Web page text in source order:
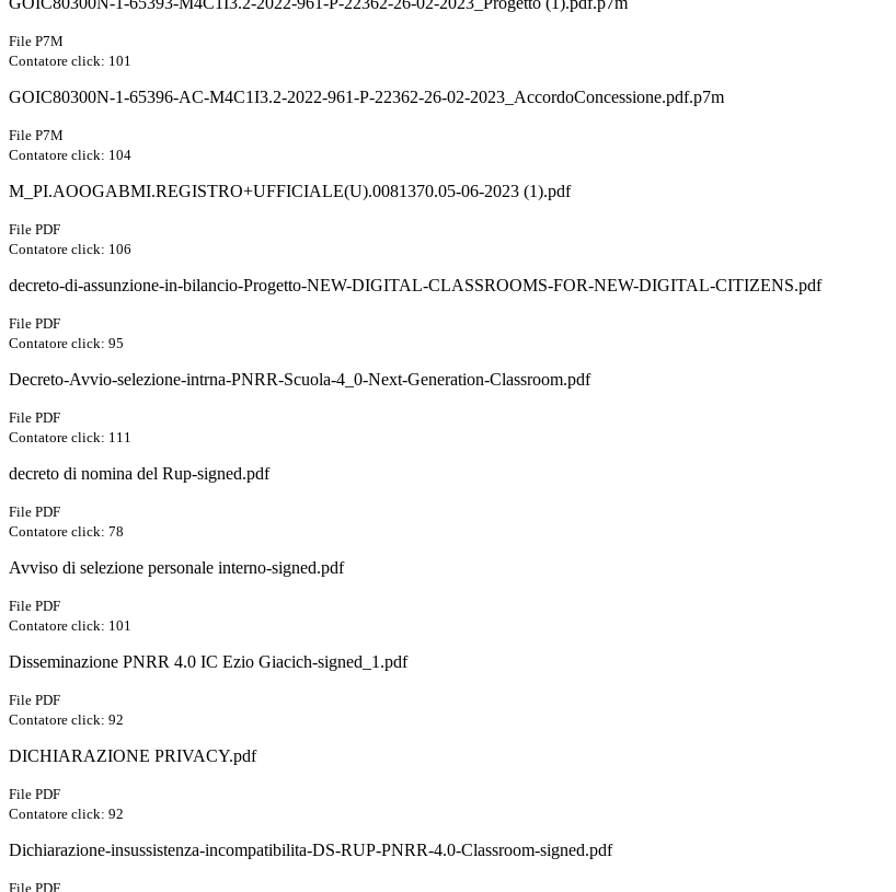
File P7M
Contatore click: 101
GOIC80300N-1-65396-AC-M4C1I3.2-2022-961-P-22362-26-02-2023_AccordoConcessione.pdf.p7m
File P7M
Contatore click: 104
M_PI.AOOGABMI.REGISTRO+UFFICIALE(U).0081370.05-06-2023 (1).pdf
File PDF
Contatore click: 106
decreto-di-assunzione-in-bilancio-Progetto-NEW-DIGITAL-CLASSROOMS-FOR-NEW-DIGITAL-CITIZENS.pdf
File PDF
Contatore click: 95
Decreto-Avvio-selezione-intrna-PNRR-Scuola-4_0-Next-Generation-Classroom.pdf
File PDF
Contatore click: 111
decreto di nomina del Rup-signed.pdf
File PDF
Contatore click: 78
Avviso di selezione personale interno-signed.pdf
File PDF
Contatore click: 101
Disseminazione PNRR 4.0 IC Ezio Giacich-signed_1.pdf
File PDF
Contatore click: 92
DICHIARAZIONE PRIVACY.pdf
File PDF
Contatore click: 92
Dichiarazione-insussistenza-incompatibilita-DS-RUP-PNRR-4.0-Classroom-signed.pdf
File PDF